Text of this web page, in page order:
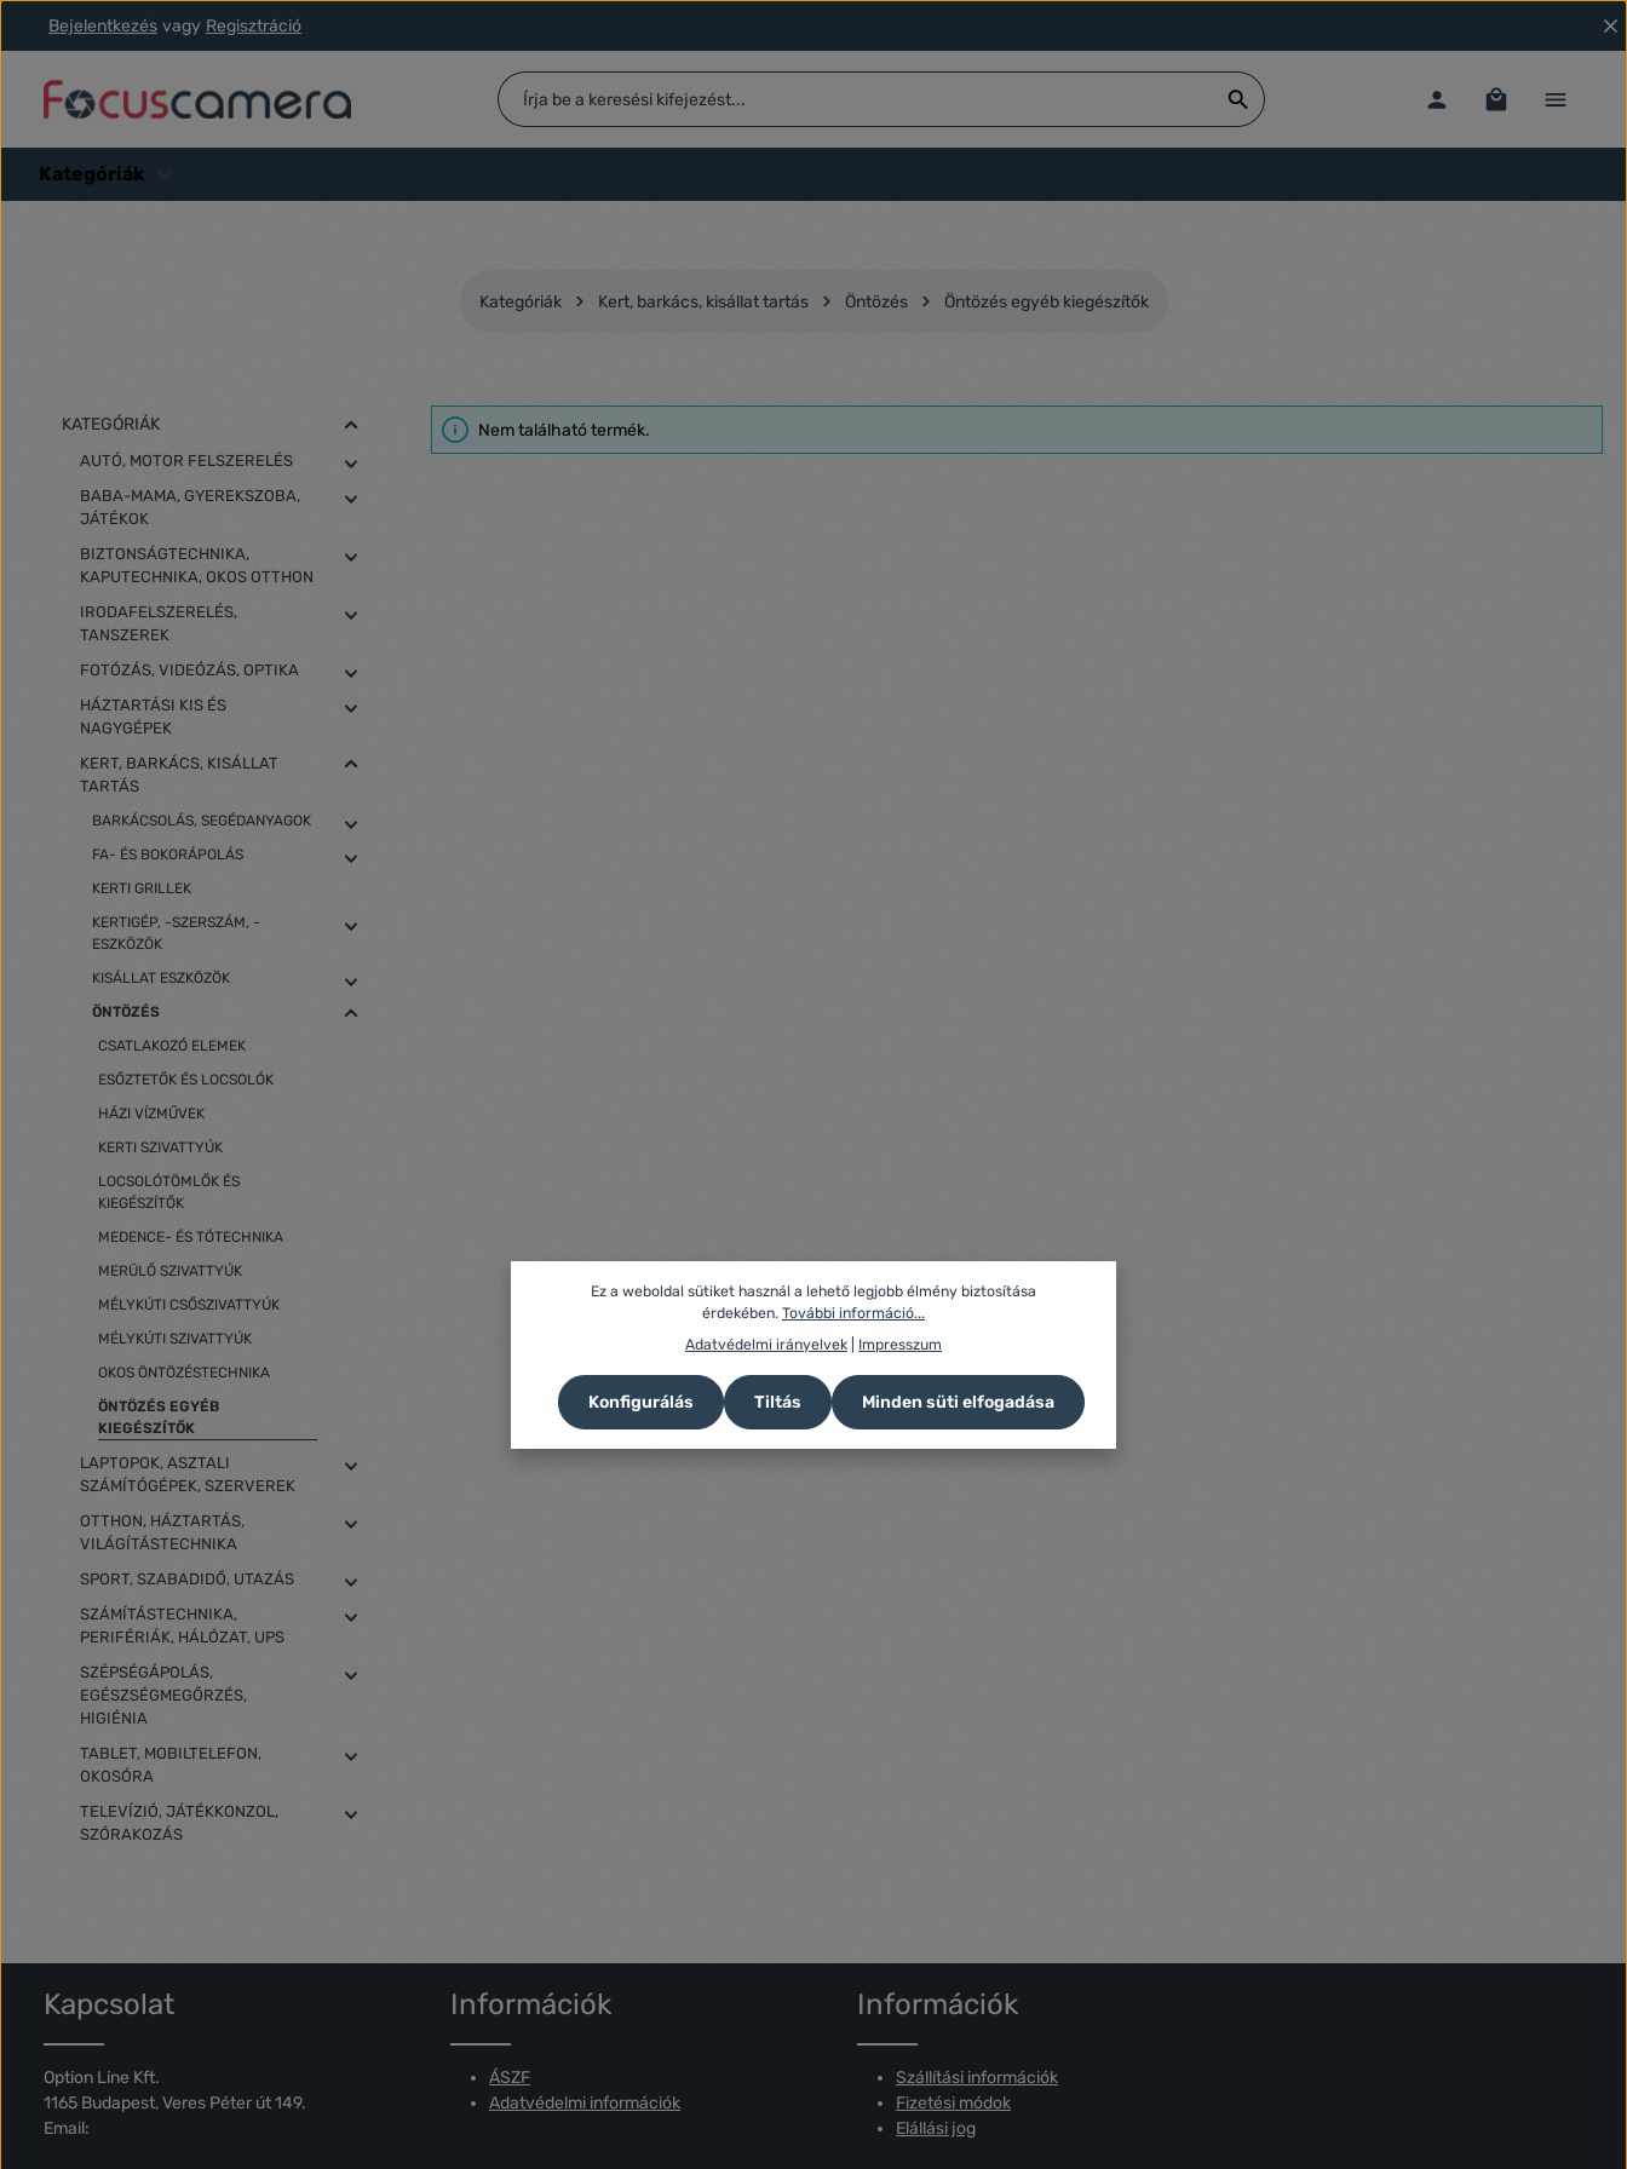
a fő tartalomra
Ugrás a kereséshez
Ugrás a fő navigációhoz
Bejelentkezés vagy Regisztráció
Kategóriák
Kategóriák Kert, barkács, kisállat tartás Öntözés Öntözés egyéb kiegészítők
KATEGÓRIÁK
AUTÓ, MOTOR FELSZERELÉS
BABA-MAMA, GYEREKSZOBA,
JÁTÉKOK
BIZTONSÁGTECHNIKA,
KAPUTECHNIKA, OKOS OTTHON
IRODAFELSZERELÉS,
TANSZEREK
FOTÓZÁS, VIDEÓZÁS, OPTIKA
HÁZTARTÁSI KIS ÉS
NAGYGÉPEK
KERT, BARKÁCS, KISÁLLAT
TARTÁS
BARKÁCSOLÁS, SEGÉDANYAGOK
FA- ÉS BOKORÁPOLÁS
KERTI GRILLEK
KERTIGÉP, -SZERSZÁM, -
ESZKÖZÖK
KISÁLLAT ESZKÖZÖK
ÖNTÖZÉS
CSATLAKOZÓ ELEMEK
ESŐZTETŐK ÉS LOCSOLÓK
HÁZI VÍZMŰVEK
KERTI SZIVATTYÚK
LOCSOLÓTÖMLŐK ÉS
KIEGÉSZÍTŐK
MEDENCE- ÉS TÓTECHNIKA
MERÜLŐ SZIVATTYÚK
MÉLYKÚTI CSŐSZIVATTYÚK
MÉLYKÚTI SZIVATTYÚK
OKOS ÖNTÖZÉSTECHNIKA
ÖNTÖZÉS EGYÉB
KIEGÉSZÍTŐK
LAPTOPOK, ASZTALI
SZÁMÍTÓGÉPEK, SZERVEREK
OTTHON, HÁZTARTÁS,
VILÁGÍTÁSTECHNIKA
SPORT, SZABADIDŐ, UTAZÁS
SZÁMÍTÁSTECHNIKA,
PERIFÉRIÁK, HÁLÓZAT, UPS
SZÉPSÉGÁPOLÁS,
EGÉSZSÉGMEGŐRZÉS,
HIGIÉNIA
TABLET, MOBILTELEFON,
OKOSÓRA
TELEVÍZIÓ, JÁTÉKKONZOL,
SZÓRAKOZÁS
Nem található termék.
Kapcsolat
Option Line Kft.
1165 Budapest, Veres Péter út 149.
Email:
Információk
ÁSZF
Adatvédelmi információk
Információk
Szállítási információk
Fizetési módok
Elállási jog
Ez a weboldal sütiket használ a lehető legjobb élmény biztosítása
érdekében. További információ...
Adatvédelmi irányelvek
Impresszum
Tiltás
Konfigurálás Minden süti elfogadása